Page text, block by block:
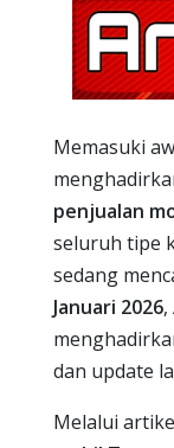
Memasuki
penjualan
seluruh tipe
sedang
Januari 2026
dan update
Melalui